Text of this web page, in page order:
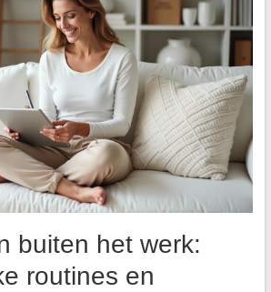
buiten het werk:
routines en